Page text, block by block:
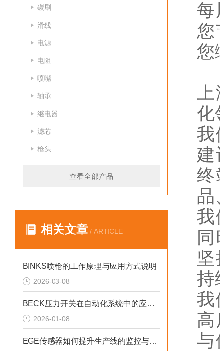
碳刷
滑线
电源
电阻
喷嘴
轴承
继电器
滤芯
枪头
查看全部产品
相关文章 / ARTICLE
BINKS喷枪的工作原理与应用方式说明
2026-03-08
BECK压力开关在自动化系统中的应用说明
2026-01-08
EGE传感器如何提升生产线的监控与管理效率？
每
您
您
上
化
我
建
品
我
持
我
高
与